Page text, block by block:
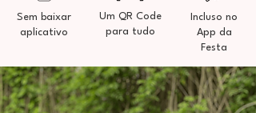
Sem baixar
aplicativo
Um QR Code
para tudo
Incluso no
App da
Festa